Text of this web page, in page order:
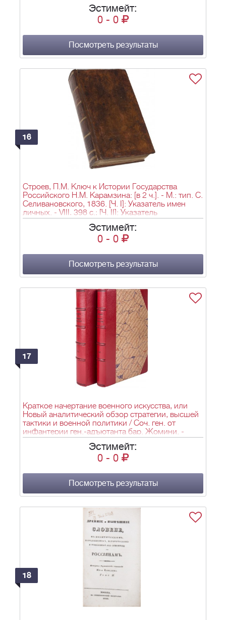
Эстимейт:
0 - 0
Посмотреть результаты
16
Строев, П.М. Ключ к Истории Государства
Российского Н.М. Карамзина: [в 2 ч.]. - М.: тип. С.
Селивановского, 1836. [Ч. I]: Указатель имен
личных. - VIII, 398 с.; [Ч. II]: Указатель
географический. - 300 с., XV табл.; 22,8х14 см.
Эстимейт:
0 - 0
Посмотреть результаты
17
Краткое начертание военного искусства, или
Новый аналитический обзор стратегии, высшей
тактики и военной политики / Соч. ген. от
инфантерии ген.-адъютанта бар. Жомини. -
СПб., В тип. путей сообщения и публичных
зданий, 1840. - Ч. 1. - [2], VI, 396, III с., [1] л. карт.;
Ч. 2. - [2], 264, II с., [3] л. ил.; 22x13,5 см.
Эстимейт:
0 - 0
Посмотреть результаты
18